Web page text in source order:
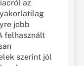
az
jobb
felhasznált
szerint jól